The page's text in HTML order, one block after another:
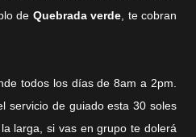
de Quebrada verde , te cobran
todos los días de 8am a 2pm.
servicio de guiado esta 30 soles
larga, si vas en grupo te dolerá